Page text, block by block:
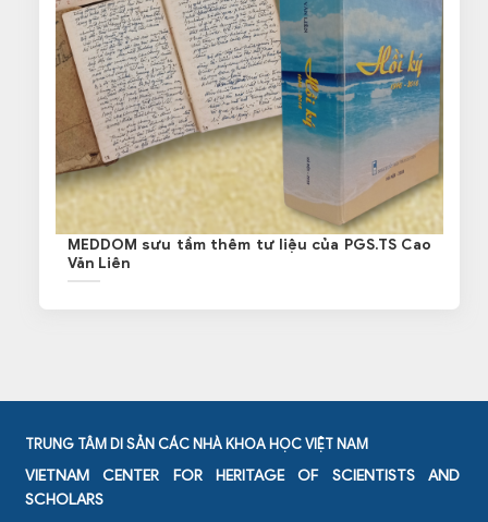
MEDDOM sưu tầm thêm tư liệu của PGS.TS Cao
Văn Liên
TRUNG TÂM DI SẢN CÁC NHÀ KHOA HỌC VIỆT NAM
VIETNAM CENTER FOR HERITAGE OF SCIENTISTS AND
SCHOLARS